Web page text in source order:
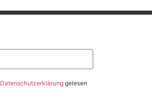
Datenschutzerklärunggelesen